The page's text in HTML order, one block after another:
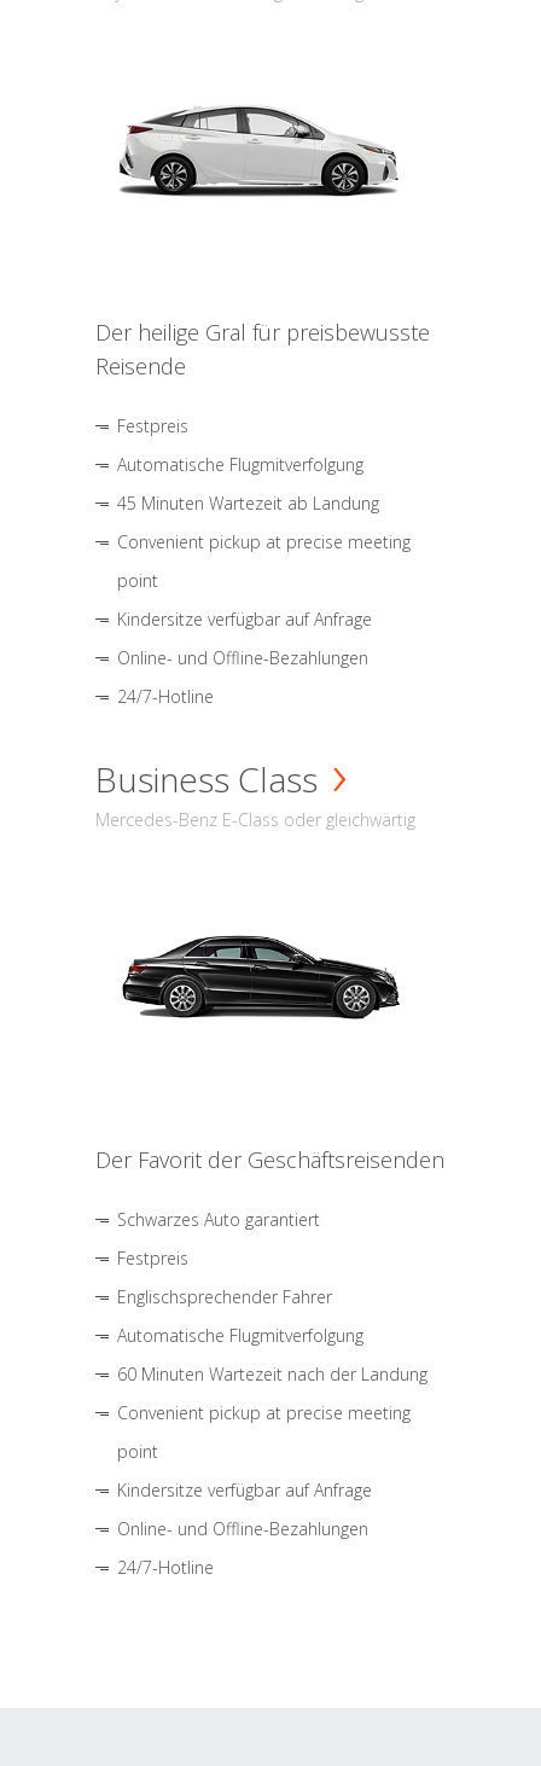
Der heilige Gral für preisbewusste
Reisende
Festpreis
Automatische Flugmitverfolgung
45 Minuten Wartezeit ab Landung
Convenient pickup at precise meeting
point
Kindersitze verfügbar auf Anfrage
Online- und Offline-Bezahlungen
24/7-Hotline
Business Class
Mercedes-Benz E-Class oder gleichwärtig
Der Favorit der Geschäftsreisenden
Schwarzes Auto garantiert
Festpreis
Englischsprechender Fahrer
Automatische Flugmitverfolgung
60 Minuten Wartezeit nach der Landung
Convenient pickup at precise meeting
point
Kindersitze verfügbar auf Anfrage
Online- und Offline-Bezahlungen
24/7-Hotline